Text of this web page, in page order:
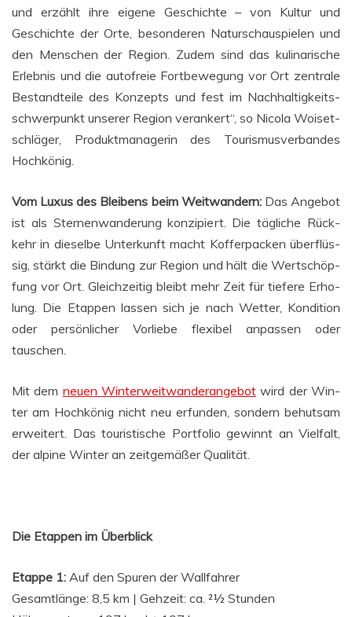
und erzählt ihre eige­ne Geschich­te – von Kul­tur und
Geschich­te der Orte, beson­de­ren Natur­schau­spie­len und
den Men­schen der Regi­on. Zudem sind das kuli­na­ri­sche
Erleb­nis und die auto­freie Fort­be­we­gung vor Ort zen­tra­le
Bestand­tei­le des Kon­zepts und fest im Nach­hal­tig­keits­
schwer­punkt unse­rer Regi­on ver­an­kert“, so Nico­la Woi­set­
schlä­ger, Pro­dukt­ma­na­ge­rin des Tou­ris­mus­ver­ban­des
Hochkönig.
Vom Luxus des Blei­bens beim Weit­wan­dern:Das Ange­bot
ist als Ster­nen­wan­de­rung kon­zi­piert. Die täg­li­che Rück­
kehr in die­sel­be Unter­kunft macht Kof­fer­pa­cken über­flüs­
sig, stärkt die Bin­dung zur Regi­on und hält die Wert­schöp­
fung vor Ort. Gleich­zei­tig bleibt mehr Zeit für tie­fe­re Erho­
lung. Die Etap­pen las­sen sich je nach Wet­ter, Kon­di­ti­on
oder per­sön­li­cher Vor­lie­be fle­xi­bel anpas­sen oder
tauschen.
Mit dem neu­en Win­ter­weit­wan­der­an­ge­bot wird der Win­
ter am Hoch­kö­nig nicht neu erfun­den, son­dern behut­sam
erwei­tert. Das tou­ris­ti­sche Port­fo­lio gewinnt an Viel­falt,
der alpi­ne Win­ter an zeit­ge­mä­ßer Qualität.
Die Etap­pen im Überblick
Etap­pe 1: Auf den Spu­ren der Wallfahrer
Gesamt­län­ge: 8,5 km | Geh­zeit: ca. 21⁄2 Stunden